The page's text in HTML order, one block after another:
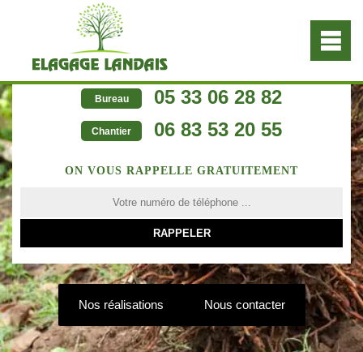
Bureau 05 33 06 28 82
Chantier 06 83 53 20 55
ON VOUS RAPPELLE GRATUITEMENT
Nos réalisations Nous contacter